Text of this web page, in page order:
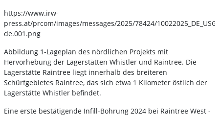
https://www.irw-
press.at/prcom/images/messages/2025/78424/
de.001.png
Abbildung 1-Lageplan des nördlichen Projekts mit
Hervorhebung der Lagerstätten Whistler und Raintree. Die
Lagerstätte Raintree liegt innerhalb des breiteren
Schürfgebietes Raintree, das sich etwa 1 Kilometer östlich der
Lagerstätte Whistler befindet.
Eine erste bestätigende Infill-Bohrung 2024 bei Raintree West -